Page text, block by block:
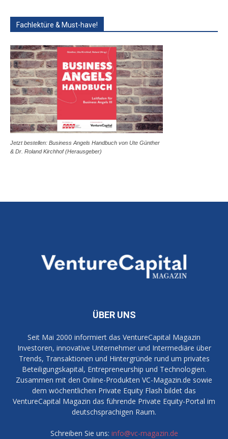
Fachlektüre & Must-have!
Jetzt bestellen: Business Angels Handbuch von Ute Günther
& Dr. Roland Kirchhof (Herausgeber)
ÜBER UNS
Seit Mai 2000 informiert das VentureCapital Magazin
Investoren, innovative Unternehmer und Intermediäre über
Trends, Transaktionen und Hintergründe rund um privates
Beteiligungskapital, Entrepreneurship und Technologien.
Zusammen mit den Online-Produkten VC-Magazin.de sowie
dem wöchentlichen Private Equity Flash bildet das
VentureCapital Magazin das führende Private Equity-Portal im
deutschsprachigen Raum.
Schreiben Sie uns: info@vc-magazin.de